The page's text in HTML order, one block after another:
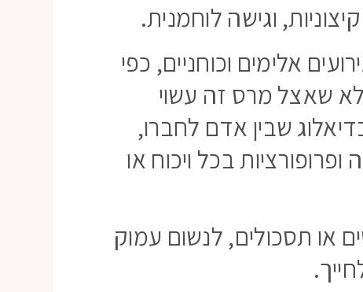
וגישה לוחמנית.
אלימים וכוחניים, כפי
שאצל מרס זה עשוי
שבין אדם לחברו,
בכל ויכוח או
או תסכולים, לנשום עמוק